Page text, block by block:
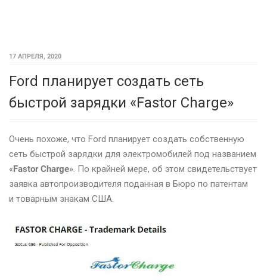
17 АПРЕЛЯ, 2020
Ford планирует создать сеть
быстрой зарядки «Fastor Charge»
Очень похоже, что Ford планирует создать собственную
сеть быстрой зарядки для электромобилей под названием
«Fastor Charge». По крайней мере, об этом свидетельствует
заявка автопроизводителя поданная в Бюро по патентам
и товарным знакам США.